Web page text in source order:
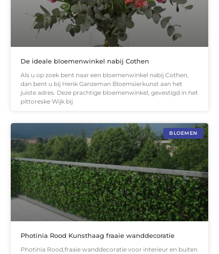
De ideale bloemenwinkel nabij Cothen
Als u op zoek bent naar een bloemenwinkel nabij Cothen,
dan bent u bij Henk Ganzeman Bloemsierkunst aan het
juiste adres. Deze prachtige bloemenwinkel, gevestigd in het
pittoreske Wijk bij
BLOEMEN
Photinia Rood Kunsthaag fraaie wanddecoratie
Photinia Rood,fraaie wanddecoratie voor interieur en buiten